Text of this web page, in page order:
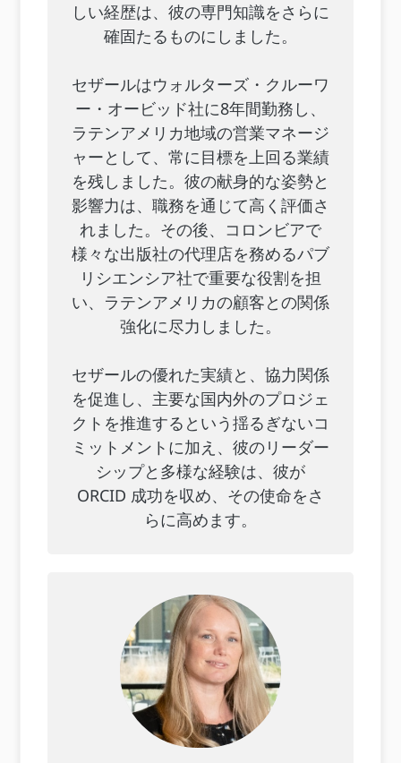
しい経歴は、彼の専門知識をさらに
確固たるものにしました。
セザールはウォルターズ・クルーワ
ー・オービッド社に8年間勤務し、
ラテンアメリカ地域の営業マネージ
ャーとして、常に目標を上回る業績
を残しました。彼の献身的な姿勢と
影響力は、職務を通じて高く評価さ
れました。その後、コロンビアで
様々な出版社の代理店を務めるパブ
リシエンシア社で重要な役割を担
い、ラテンアメリカの顧客との関係
強化に尽力しました。
セザールの優れた実績と、協力関係
を促進し、主要な国内外のプロジェ
クトを推進するという揺るぎないコ
ミットメントに加え、彼のリーダー
シップと多様な経験は、彼が
ORCID 成功を収め、その使命をさ
らに高めます。